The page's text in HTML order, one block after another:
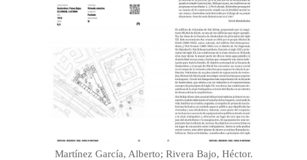
Martínez García, Alberto; Rivera Bajo, Héctor.